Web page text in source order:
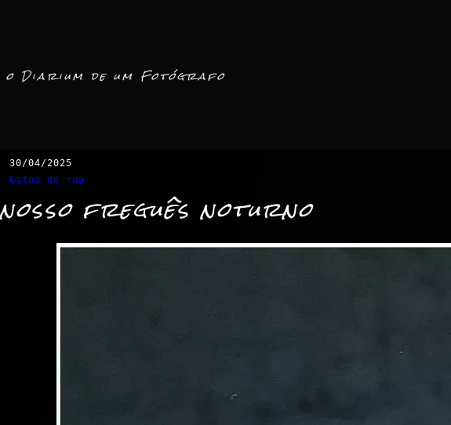
o Diarium de um Fotógrafo
30/04/2025
Gatos de rua
nosso freguês noturno